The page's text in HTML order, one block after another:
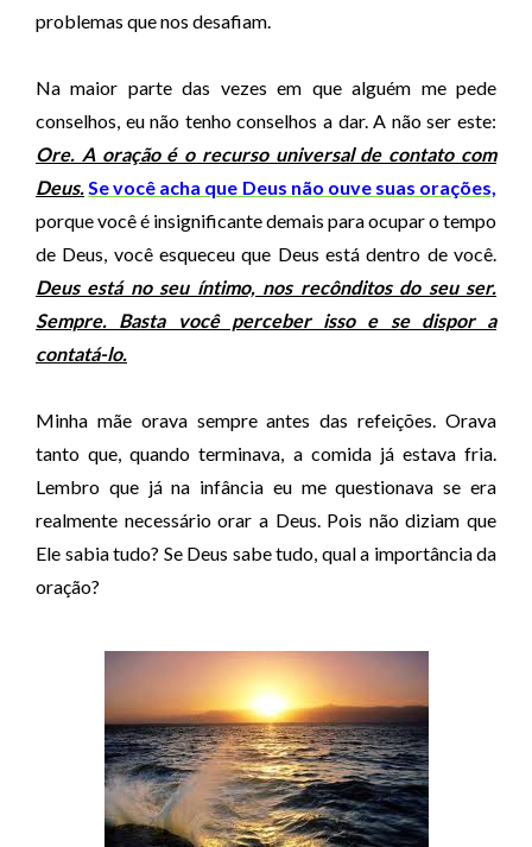
d
o
problemas que nos desafiam.
Na maior parte das vezes em que alguém me pede
conselhos, eu não tenho conselhos a dar. A não ser este:
Ore. A oração é o recurso universal de contato com
Deus. Se você acha que Deus não ouve suas orações,
porque você é insignificante demais para ocupar o tempo
de Deus, você esqueceu que Deus está dentro de você.
Deus está no seu íntimo, nos recônditos do seu ser.
Sempre. Basta você perceber isso e se dispor a
contatá-lo.
Minha mãe orava sempre antes das refeições. Orava
tanto que, quando terminava, a comida já estava fria.
Lembro que já na infância eu me questionava se era
realmente necessário orar a Deus. Pois não diziam que
Ele sabia tudo? Se Deus sabe tudo, qual a importância da
oração?